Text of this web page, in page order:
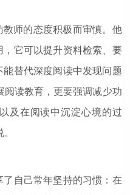
师的态度积极而审慎。他
它可以提升资料检索、要
替代深度阅读中发现问题
阅读教育，更要强调减少功
及在阅读中沉淀心境的过
自己常年坚持的习惯：在